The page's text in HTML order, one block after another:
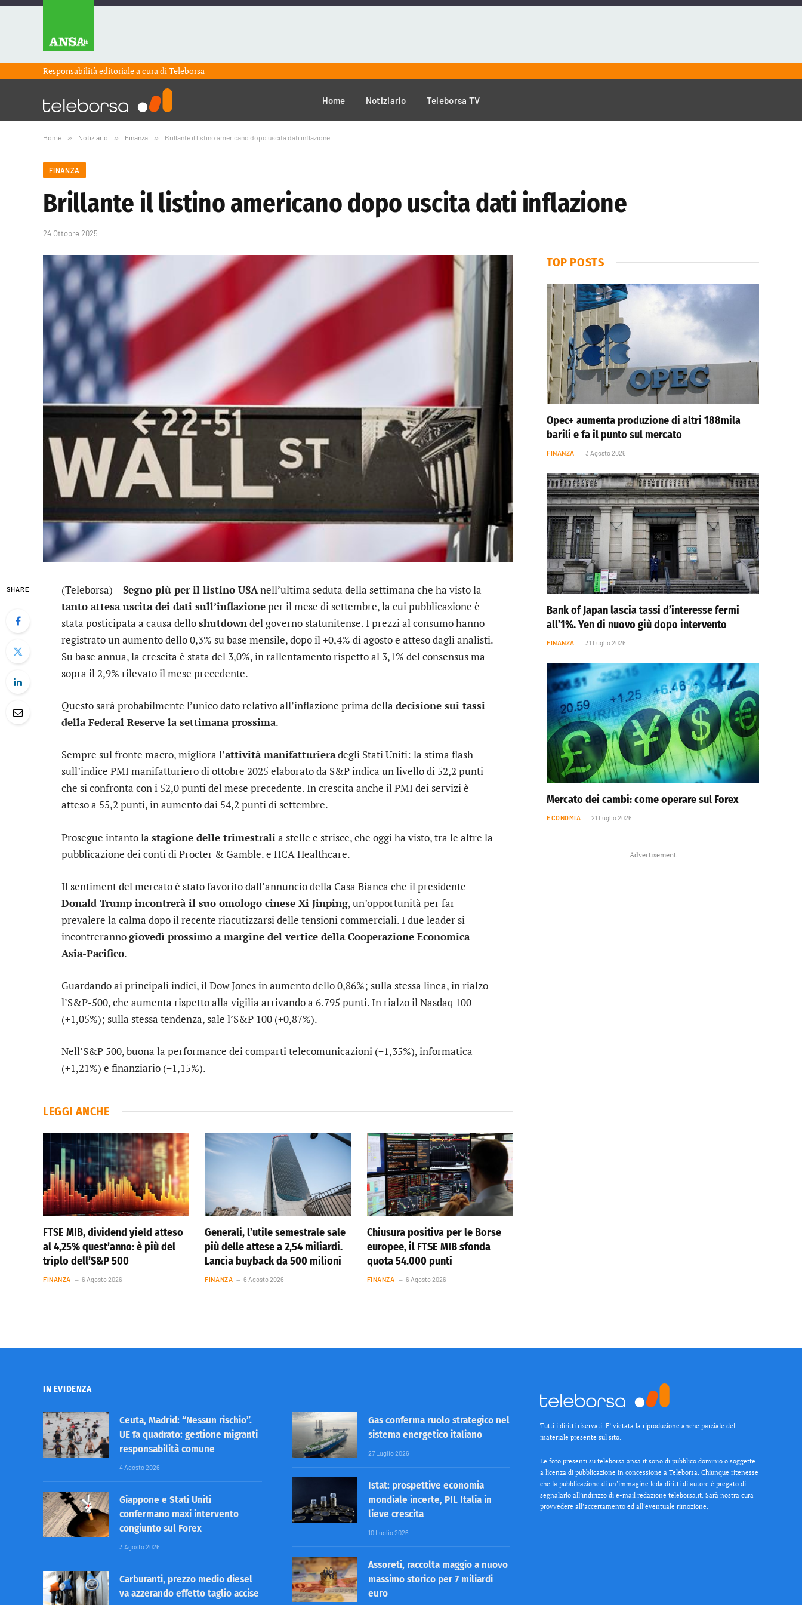
Responsabilità editoriale a cura diTeleborsa
Home Notiziario Teleborsa TV
Home » Notiziario » Finanza » Brillante il listino americano dopo uscita dati inflazione
FINANZA
Brillante il listino americano dopo uscita dati inflazione
24 Ottobre 2025
SHARE (Teleborsa) –Segno più per il listino USAnell’ultima seduta della settimana che ha visto la
tanto attesa uscita dei dati sull’inflazioneper il mese di settembre, la cui pubblicazione è
stata posticipata a causa delloshutdowndel governo statunitense. I prezzi al consumo hanno
registrato un aumento dello 0,3% su base mensile, dopo il +0,4% di agosto e atteso dagli analisti.
Su base annua, la crescita è stata del 3,0%, in rallentamento rispetto al 3,1% del consensus ma
sopra il 2,9% rilevato il mese precedente.
Questo sarà probabilmente l’unico dato relativo all’inflazione prima della decisione sui tassi
della Federal Reserve la settimana prossima.
Sempre sul fronte macro, migliora l’attività manifatturieradegli Stati Uniti: la stima flash
sull’indice PMI manifatturiero di ottobre 2025 elaborato da S&P indica un livello di 52,2 punti
che si confronta con i 52,0 punti del mese precedente. In crescita anche il PMI dei servizi è
atteso a 55,2 punti, in aumento dai 54,2 punti di settembre.
Prosegue intanto la stagione delle trimestrali a stelle e strisce, che oggi ha visto, tra le altre la
pubblicazione dei conti di Procter & Gamble. e HCA Healthcare.
Il sentiment del mercato è stato favorito dall’annuncio della Casa Bianca che il presidente
Donald Trump incontrerà il suo omologo cinese Xi Jinping, un’opportunità per far
prevalere la calma dopo il recente riacutizzarsi delle tensioni commerciali. I due leader si
incontrerannogiovedì prossimo a margine del vertice della Cooperazione Economica
Asia-Pacifico.
Guardando ai principali indici, ilDow Jonesin aumento dello 0,86%; sulla stessa linea, in rialzo
l’S&P-500, che aumenta rispetto alla vigilia arrivando a 6.795 punti. In rialzo ilNasdaq 100
(+1,05%); sulla stessa tendenza, sale l’S&P 100 (+0,87%).
Nell’S&P 500, buona la performance dei compartitelecomunicazioni (+1,35%),informatica
(+1,21%) e finanziario (+1,15%).
LEGGI ANCHE
FTSE MIB, dividend yield atteso
al 4,25% quest’anno: è più del
triplo dell’S&P 500
FINANZA 6 Agosto 2026
Generali, l’utile semestrale sale
più delle attese a 2,54 miliardi.
Lancia buyback da 500 milioni
FINANZA 6 Agosto 2026
Chiusura positiva per le Borse
europee, il FTSE MIB sfonda
quota 54.000 punti
FINANZA 6 Agosto 2026
TOP POSTS
Opec+ aumenta produzione di altri 188mila
barili e fa il punto sul mercato
FINANZA 3 Agosto 2026
Bank of Japan lascia tassi d’interesse fermi
all’1%. Yen di nuovo giù dopo intervento
FINANZA 31 Luglio 2026
Mercato dei cambi: come operare sul Forex
ECONOMIA 21 Luglio 2026
Advertisement
IN EVIDENZA
Ceuta, Madrid: “Nessun rischio”.
UE fa quadrato: gestione migranti
responsabilità comune
4 Agosto 2026
Giappone e Stati Uniti
confermano maxi intervento
congiunto sul Forex
3 Agosto 2026
Carburanti, prezzo medio diesel
va azzerando effetto taglio accise
Gas conferma ruolo strategico nel
sistema energetico italiano
27 Luglio 2026
Istat: prospettive economia
mondiale incerte, PIL Italia in
lieve crescita
10 Luglio 2026
Assoreti, raccolta maggio a nuovo
massimo storico per 7 miliardi
euro
Tutti i diritti riservati. E’ vietata la riproduzione anche parziale del
materiale presente sul sito.
Le foto presenti su teleborsa.ansa.it sono di pubblico dominio o soggette
a licenza di pubblicazione in concessione a Teleborsa. Chiunque ritenesse
che la pubblicazione di un’immagine leda diritti di autore è pregato di
segnalarlo all’indirizzo di e-mail redazione teleborsa.it. Sarà nostra cura
provvedere all’accertamento ed all’eventuale rimozione.